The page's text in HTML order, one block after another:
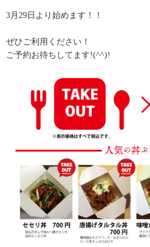
3月29日より始めます！！
ぜひご利用ください！
ご予約お待ちしてます!(^^)!